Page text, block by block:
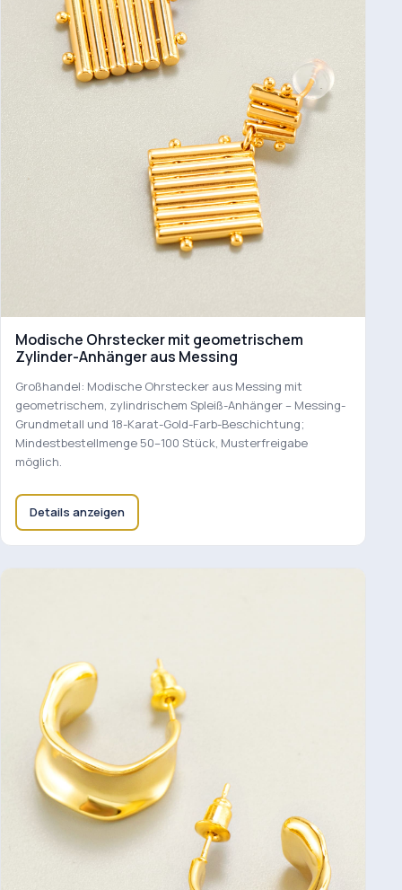
Modische Ohrstecker mit geometrischem
Zylinder-Anhänger aus Messing
Großhandel: Modische Ohrstecker aus Messing mit
geometrischem, zylindrischem Spleiß-Anhänger – Messing-
Grundmetall und 18-Karat-Gold-Farb-Beschichtung;
Mindestbestellmenge 50–100 Stück, Musterfreigabe
möglich.
Details anzeigen